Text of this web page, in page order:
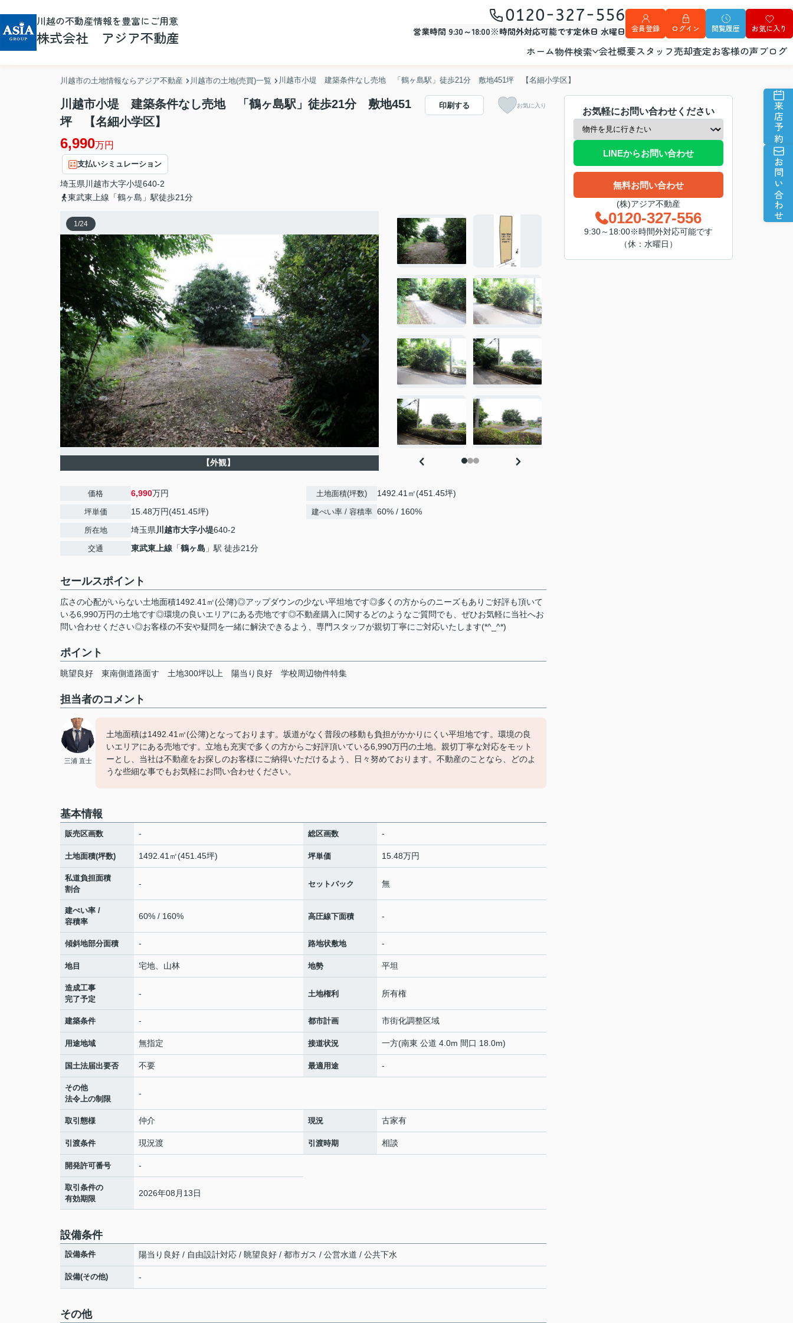
川越の不動産情報を豊富にご用意
株式会社 アジア不動産
0120-327-556
営業時間 9:30～18:00※時間外対応可能です定休日 水曜日 会員登録 ログイン 閲覧履歴 お気に入り
ホーム物件検索 会社概要スタッフ売却査定お客様の声ブログ
来店予約
お問い合わせ
川越市の土地情報ならアジア不動産 川越市の土地(売買)一覧 川越市小堤 建築条件なし売地 「鶴ヶ島駅」徒歩21分 敷地451坪 【名細小学区】
川越市小堤 建築条件なし売地 「鶴ヶ島駅」徒歩21分 敷地451
坪 【名細小学区】
6,990万円
支払いシミュレーション
埼玉県 川越市大字小堤640-2
東武東上線「鶴ヶ島」駅徒歩21分
印刷する お気に入り
1/24
【外観】
価格 6,990万円
坪単価 15.48万円(451.45坪)
所在地 埼玉県川越市大字小堤640-2
交通 東武東上線 「鶴ヶ島 」駅 徒歩21分
土地面積(坪数) 1492.41㎡(451.45坪)
建ぺい率 / 容積率 60% / 160%
セールスポイント
広さの心配がいらない土地面積1492.41㎡(公簿)◎アップダウンの少ない平坦地です◎多くの方からのニーズもありご好評も頂いて
いる6,990万円の土地です◎環境の良いエリアにある売地です◎不動産購入に関するどのようなご質問でも、ぜひお気軽に当社へお
問い合わせください◎お客様の不安や疑問を一緒に解決できるよう、専門スタッフが親切丁寧にご対応いたします(*^_^*)
ポイント
眺望良好 東南側道路面す 土地300坪以上 陽当り良好 学校周辺物件特集
担当者のコメント
三浦 直士
土地面積は1492.41㎡(公簿)となっております。坂道がなく普段の移動も負担がかかりにくい平坦地です。環境の良
いエリアにある売地です。立地も充実で多くの方からご好評頂いている6,990万円の土地。親切丁寧な対応をモット
ーとし、当社は不動産をお探しのお客様にご納得いただけるよう、日々努めております。不動産のことなら、どのよ
うな些細な事でもお気軽にお問い合わせください。
基本情報
販売区画数 - 総区画数 -
土地面積(坪数) 1492.41㎡(451.45坪) 坪単価 15.48万円
私道負担面積
割合
- セットバック 無
建ぺい率 /
容積率
60% / 160% 高圧線下面積 -
傾斜地部分面積 - 路地状敷地 -
地目 宅地、山林 地勢 平坦
造成工事
完了予定
- 土地権利 所有権
建築条件 - 都市計画 市街化調整区域
用途地域 無指定 接道状況 一方(南東 公道 4.0m 間口 18.0m)
国土法届出要否 不要 最適用途 -
その他
法令上の制限
-
取引態様 仲介 現況 古家有
引渡条件 現況渡 引渡時期 相談
開発許可番号 -
取引条件の
有効期限
2026年08月13日
設備条件
設備条件 陽当り良好 / 自由設計対応 / 眺望良好 / 都市ガス / 公営水道 / 公共下水
設備(その他) -
その他
お気軽にお問い合わせください
LINEからお問い合わせ
無料お問い合わせ
(株)アジア不動産
0120-327-556
9:30～18:00※時間外対応可能です
（休：水曜日）